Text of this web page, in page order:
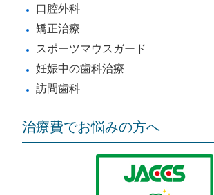
口腔外科
矯正治療
スポーツマウスガード
妊娠中の歯科治療
訪問歯科
治療費でお悩みの方へ